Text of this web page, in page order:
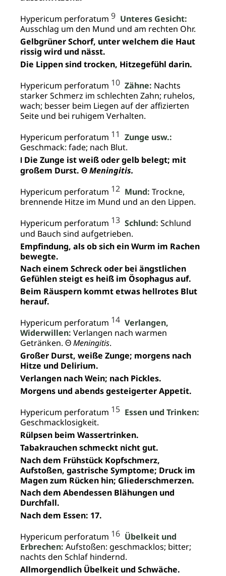
Hypericum perforatum 9 Unteres Gesicht:
Ausschlag um den Mund und am rechten Ohr.
Gelbgrüner Schorf, unter welchem die Haut
rissig wird und nässt.
Die Lippen sind trocken, Hitzegefühl darin.
Hypericum perforatum 10 Zähne: Nachts
starker Schmerz im schlechten Zahn; ruhelos,
wach; besser beim Liegen auf der affizierten
Seite und bei ruhigem Verhalten.
Hypericum perforatum 11 Zunge usw.:
Geschmack: fade; nach Blut.
Die Zunge ist weiß oder gelb belegt; mit
großem Durst. ΘMeningitis.
Hypericum perforatum 12 Mund: Trockne,
brennende Hitze im Mund und an den Lippen.
Hypericum perforatum 13 Schlund: Schlund
und Bauch sind aufgetrieben.
Empfindung, als ob sich ein Wurm im Rachen
bewegte.
Nach einem Schreck oder bei ängstlichen
Gefühlen steigt es heiß im Ösophagus auf.
Beim Räuspern kommt etwas hellrotes Blut
herauf.
Hypericum perforatum 14 Verlangen,
Widerwillen: Verlangen nach warmen
Getränken. ΘMeningitis.
Großer Durst, weiße Zunge; morgens nach
Hitze und Delirium.
Verlangen nach Wein; nach Pickles.
Morgens und abends gesteigerter Appetit.
Hypericum perforatum 15 Essen und Trinken:
Geschmacklosigkeit.
Rülpsen beim Wassertrinken.
Tabakrauchen schmeckt nicht gut.
Nach dem Frühstück Kopfschmerz,
Aufstoßen, gastrische Symptome; Druck im
Magen zum Rücken hin; Gliederschmerzen.
Nach dem Abendessen Blähungen und
Durchfall.
Nach dem Essen: 17.
Hypericum perforatum 16 Übelkeit und
Erbrechen: Aufstoßen: geschmacklos; bitter;
nachts den Schlaf hindernd.
Allmorgendlich Übelkeit und Schwäche.